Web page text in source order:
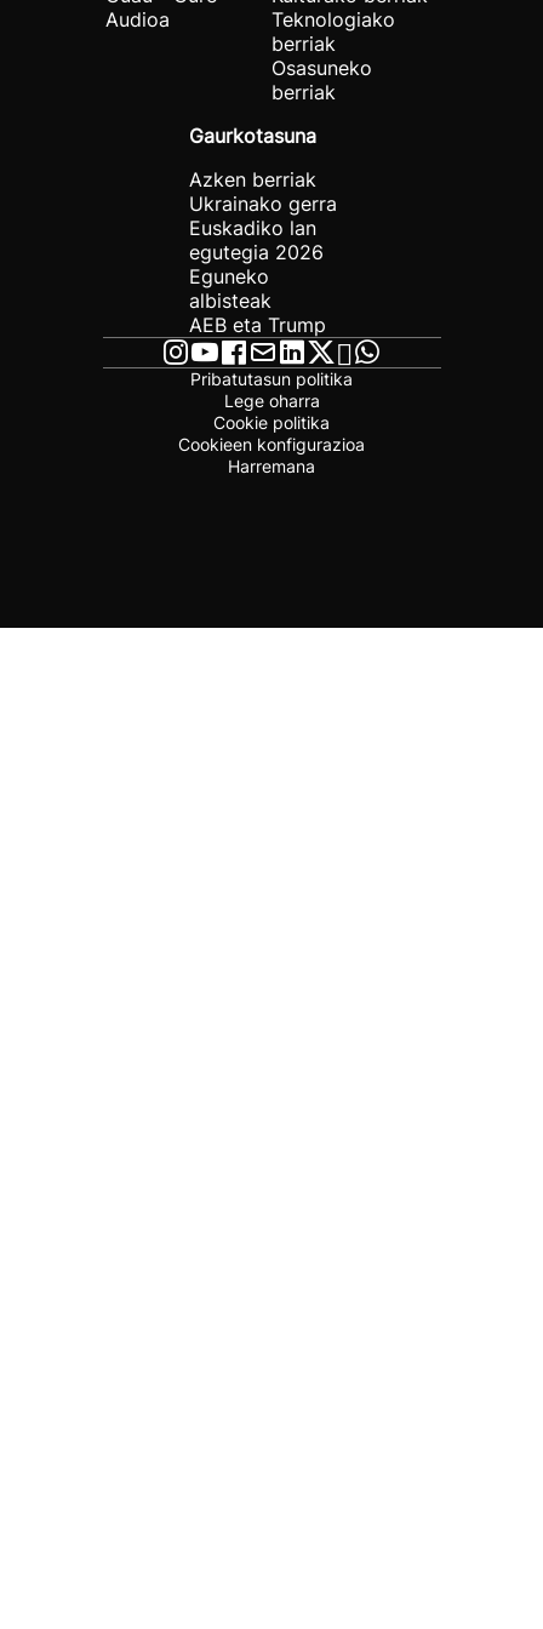
Audioa
Teknologiako
berriak
Osasuneko
berriak
Gaurkotasuna
Azken berriak
Ukrainako gerra
Euskadiko lan
egutegia 2026
Eguneko
albisteak
AEB eta Trump
Pribatutasun politika
Lege oharra
Cookie politika
Cookieen konfigurazioa
Harremana